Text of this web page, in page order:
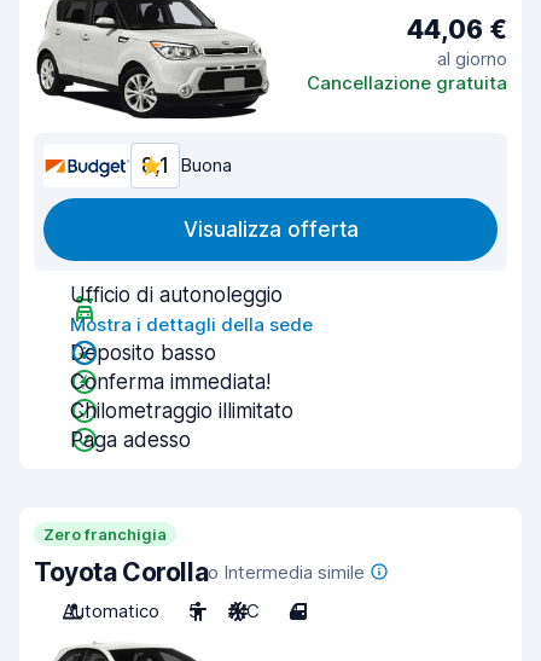
44,06 €
al giorno
Cancellazione gratuita
8,1 Buona
Visualizza offerta
Ufficio di autonoleggio
Mostra i dettagli della sede
Deposito basso
Conferma immediata!
Chilometraggio illimitato
Paga adesso
Zero franchigia
Toyota Corollao Intermedia simile
Automatico
5 A/C 4